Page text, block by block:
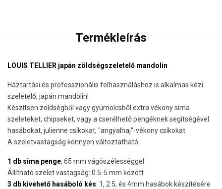
Termékleírás
LOUIS TELLIER japán zöldségszeletelő mandolin
Háztartási és professzionális felhasználáshoz is alkalmas kézi
szeletelő, japán mandolin!
Készítsen zöldségből vagy gyümölcsből extra vékony sima
szeleteket, chipseket, vagy a cserélhető pengéknek segítségével
hasábokat, julienne csíkokat, "angyalhaj"-vékony csíkokat.
A szeletvastagság könnyen változtatható.
1 db sima penge, 65 mm vágószélességgel
Állítható szelet vastagság: 0.5-5 mm között
3 db kivehető hasáboló kés: 1, 2.5, és 4mm hasábok készítésére